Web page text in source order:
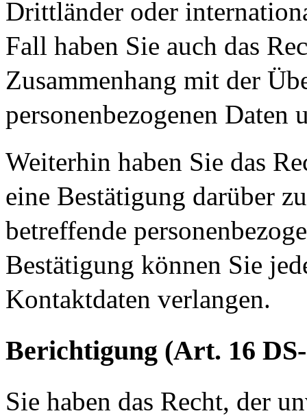
Drittländer oder
Fall haben Sie auch das
Zusammenhang mit der
personenbezogenen Daten
Weiterhin haben Sie das
eine Bestätigung darüber
betreffende
Bestätigung können Sie
Kontaktdaten verlangen.
Berichtigung (Art. 16
Sie haben das Recht, der